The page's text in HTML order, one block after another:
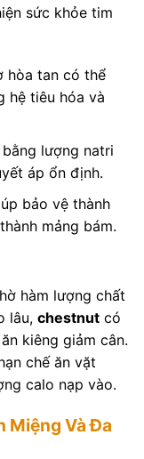
sức khỏe tim
hòa tan có thể
hệ tiêu hóa và
lượng natri
áp ổn định.
bảo vệ thành
mảng bám.
hàm lượng chất
lâu, chestnut có
kiêng giảm cân.
chế ăn vặt
calo nạp vào.
Miệng Và Đa